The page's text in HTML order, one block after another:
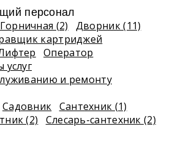
персонал
Горничная (2)
Дворник (11)
картриджей
Оператор
услуг
и ремонту
Садовник Сантехник (1)
(2)
Слесарь-сантехник (2)